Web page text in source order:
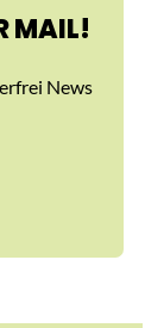
MAIL!
News